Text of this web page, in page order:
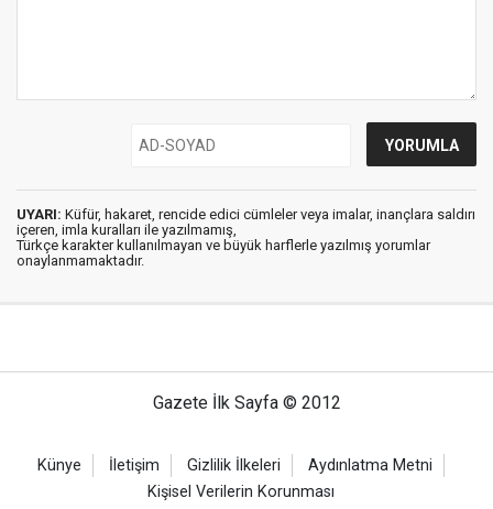
UYARI: Küfür, hakaret, rencide edici cümleler veya imalar, inançlara saldırı
içeren, imla kuralları ile yazılmamış,
Türkçe karakter kullanılmayan ve büyük harflerle yazılmış yorumlar
onaylanmamaktadır.
Gazete İlk Sayfa © 2012
Künye İletişim Gizlilik İlkeleri
Aydınlatma Metni
Kişisel Verilerin Korunması